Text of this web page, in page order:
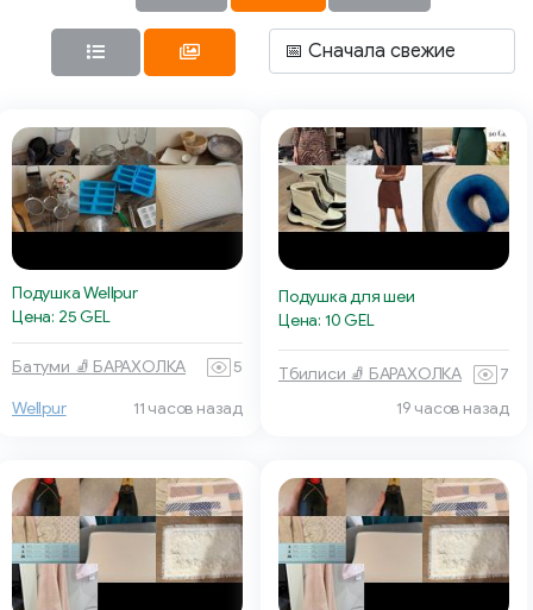
Подушка Wellpur
Цена: 25 GEL
Батуми 🧦 БАРАХОЛКА 5
Wellpur 11 часов назад
Подушка для шеи
Цена: 10 GEL
Тбилиси 🧦 БАРАХОЛКА
7
19 часов назад